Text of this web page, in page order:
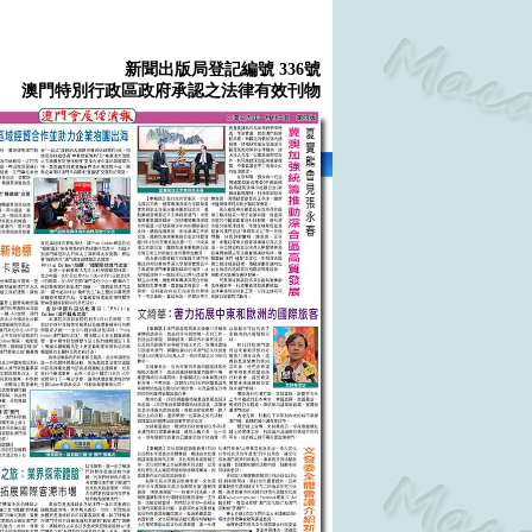
新聞出版局登記編號 336號
澳門特別行政區政府承認之法律有效刊物